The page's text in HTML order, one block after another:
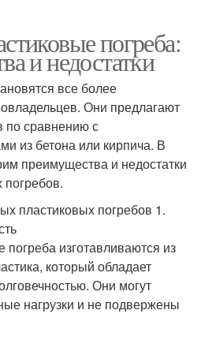
погреба:
и недостатки
все более
Они предлагают
по сравнению с
из бетона или кирпича. В
преимущества и недостатки
пластиковых погребов 1.
изготавливаются из
который обладает
Они могут
нагрузки и не подвержены